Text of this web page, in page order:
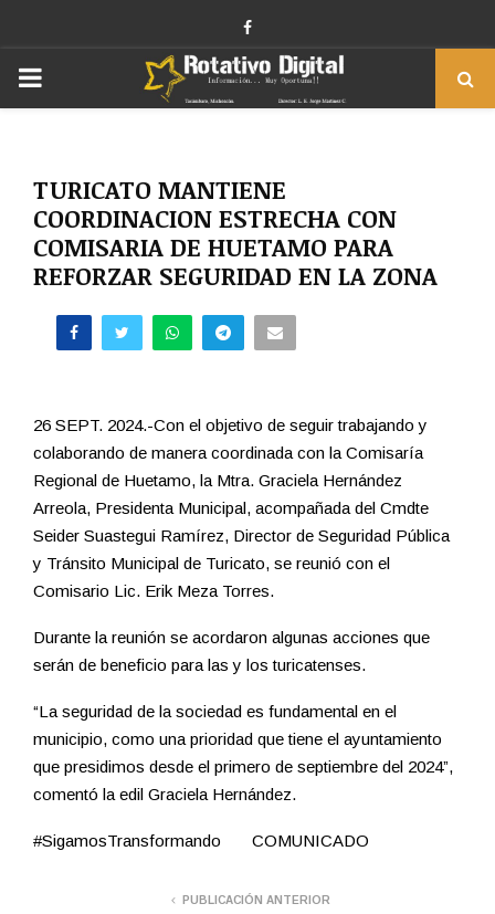
Facebook
PRIMARY
TURICATO MANTIENE
COORDINACION ESTRECHA CON
COMISARIA DE HUETAMO PARA
REFORZAR SEGURIDAD EN LA ZONA
26 SEPT. 2024.-Con el objetivo de seguir trabajando y
colaborando de manera coordinada con la Comisaría
Regional de Huetamo, la Mtra. Graciela Hernández
Arreola, Presidenta Municipal, acompañada del Cmdte
Seider Suastegui Ramírez, Director de Seguridad Pública
y Tránsito Municipal de Turicato, se reunió con el
Comisario Lic. Erik Meza Torres.
Durante la reunión se acordaron algunas acciones que
serán de beneficio para las y los turicatenses.
“La seguridad de la sociedad es fundamental en el
municipio, como una prioridad que tiene el ayuntamiento
que presidimos desde el primero de septiembre del 2024”,
comentó la edil Graciela Hernández.
#SigamosTransformando COMUNICADO
PUBLICACIÓN ANTERIOR